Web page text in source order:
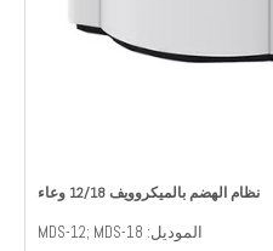
نظام الهضم بالميكروويف 12/18 وعاء
الموديل: MDS-12; MDS-18